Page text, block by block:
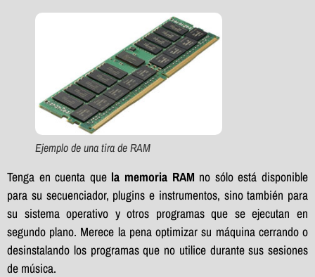
Ejemplo de una tira de RAM
Tenga en cuenta que la memoria RAM no sólo está disponible
para su secuenciador, plugins e instrumentos, sino también para
su sistema operativo y otros programas que se ejecutan en
segundo plano. Merece la pena optimizar su máquina cerrando o
desinstalando los programas que no utilice durante sus sesiones
de música.